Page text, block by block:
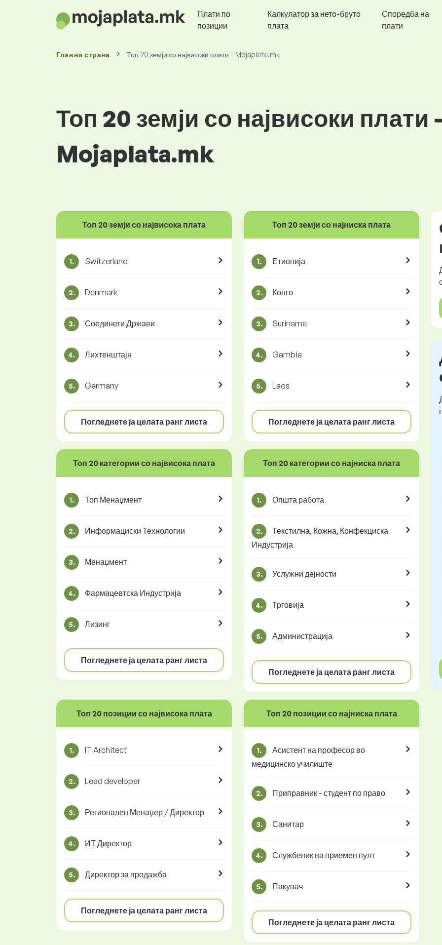
Плати по
позиции
Калкулатор за нето-бруто
плата
Споредба на
плати
Главна страна Топ 20 земји со највисоки плати – Mojaplata.mk
Топ 20 земји со највисоки плати
Mojaplata.mk
Топ 20 земји со највисока плата
1. Switzerland
2. Denmark
3. Соединети Држави
4. Лихтенштајн
5. Germany
Погледнете ја целата ранг листа
Топ 20 земји со најниска плата
1. Етиопија
2. Конго
3. Suriname
4. Gambia
5. Laos
Погледнете ја целата ранг листа
Топ 20 категории со највисока плата
1. Топ Менаџмент
2. Информациски Технологии
3. Менаџмент
4. Фармацевтска Индустрија
5. Лизинг
Погледнете ја целата ранг листа
Топ 20 категории со најниска плата
1. Општа работа
2.
Текстилна, Кожна, Конфекциска
Индустрија
3. Услужни дејности
4. Трговија
5. Администрација
Погледнете ја целата ранг листа
Топ 20 позиции со највисока плата
1. IT Architect
2. Lead developer
3. Регионален Менаџер / Директор
4. ИТ Директор
5. Директор за продажба
Погледнете ја целата ранг листа
Топ 20 позиции со најниска плата
1.
Асистент на професор во
медицинско училиште
2. Приправник - студент по право
3. Санитар
4. Службеник на приемен пулт
5. Пакувач
Погледнете ја целата ранг листа